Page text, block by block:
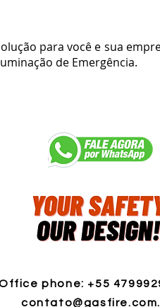
para você e sua
de Emergência.
phone: +55